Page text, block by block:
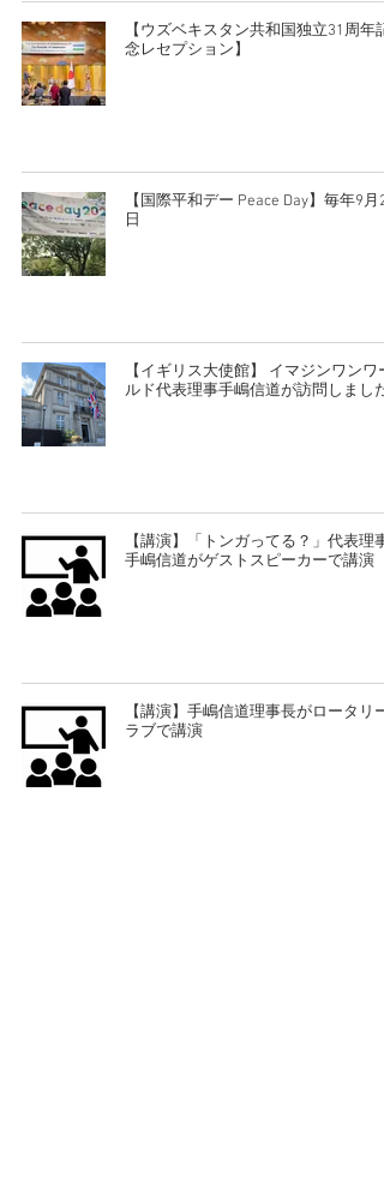
【ウズベキスタン共和国独立31周年記
念レセプション】
【国際平和デー Peace Day】毎年9月
日
【イギリス大使館】 イマジンワンワー
ルド代表理事手嶋信道が訪問しました
【講演】「トンガってる？」代表理
手嶋信道がゲストスピーカーで講演
【講演】手嶋信道理事長がロータリ
ラブで講演